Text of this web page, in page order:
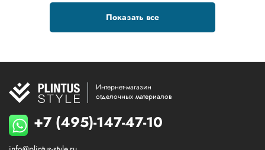
Показать все
Интернет-магазин
отделочных материалов
+7 (495)-147-47-10